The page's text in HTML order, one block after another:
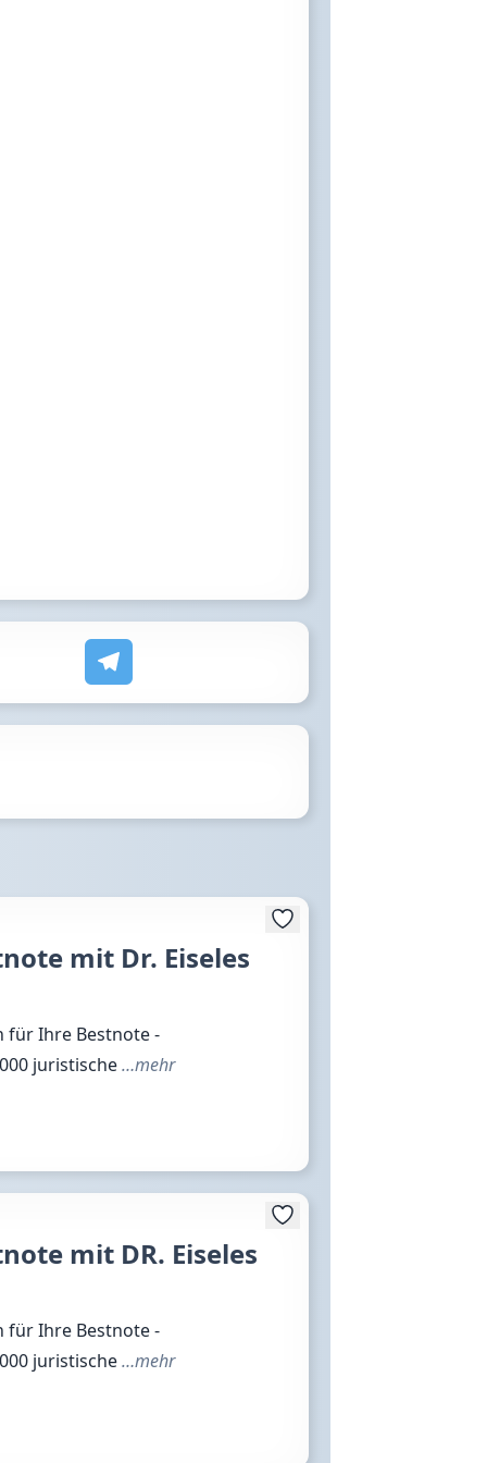
mit Dr. Eiseles
für Ihre Bestnote -
juristische…mehr
mit DR. Eiseles
für Ihre Bestnote -
juristische…mehr